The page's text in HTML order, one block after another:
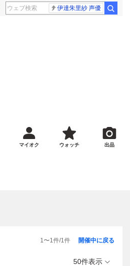
伊達朱里紗 声優
マイオク ウォッチ 出品
1〜1件/1件 開催中に戻る
50件表示